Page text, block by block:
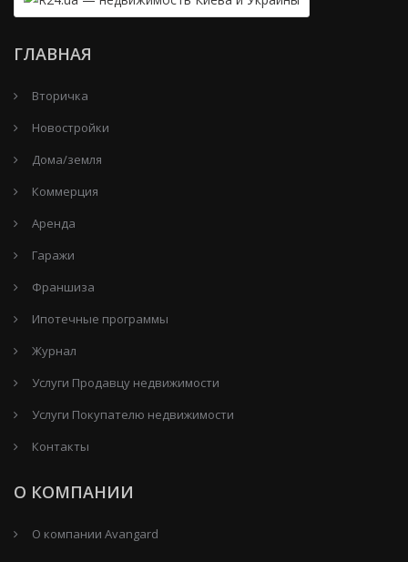
ГЛАВНАЯ
Вторичка
Новостройки
Дома/земля
Коммерция
Аренда
Гаражи
Франшиза
Ипотечные программы
Журнал
Услуги Продавцу недвижимости
Услуги Покупателю недвижимости
Контакты
О КОМПАНИИ
О компании Avangard